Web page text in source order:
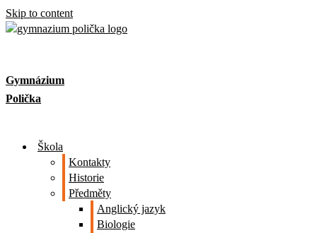
Skip to content
Gymnázium
Polička
Škola
Kontakty
Historie
Předměty
Anglický jazyk
Biologie